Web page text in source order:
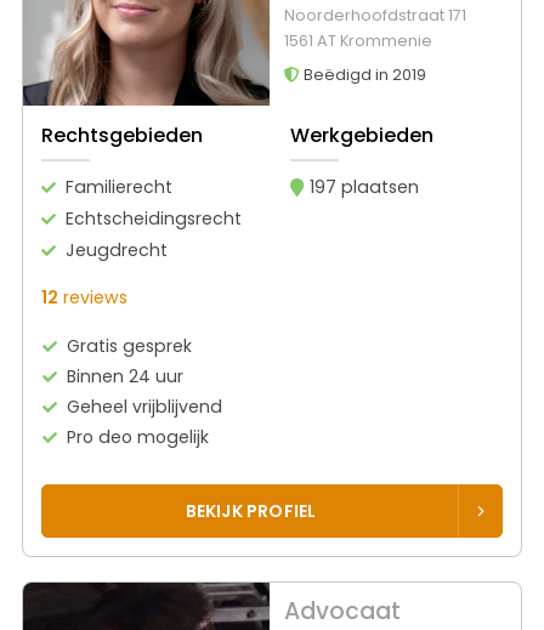
Noorderhoofdstraat 171
1561 AT Krommenie
Beëdigd in 2019
Rechtsgebieden
Familierecht
Echtscheidingsrecht
Jeugdrecht
Werkgebieden
197 plaatsen
12 reviews
Gratis gesprek
Binnen 24 uur
Geheel vrijblijvend
Pro deo mogelijk
BEKIJK PROFIEL
Advocaat